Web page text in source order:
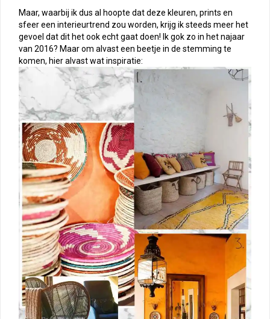
Maar, waarbij ik dus al hoopte dat deze kleuren, prints en
sfeer een interieurtrend zou worden, krijg ik steeds meer het
gevoel dat dit het ook echt gaat doen! Ik gok zo in het najaar
van 2016? Maar om alvast een beetje in de stemming te
komen, hier alvast wat inspiratie: